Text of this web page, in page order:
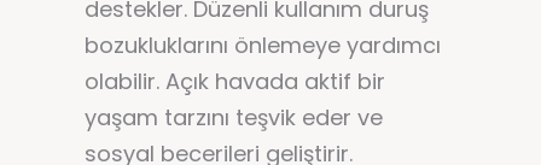
destekler. Düzenli kullanım duruş
bozukluklarını önlemeye yardımcı
olabilir. Açık havada aktif bir
yaşam tarzını teşvik eder ve
sosyal becerileri geliştirir.